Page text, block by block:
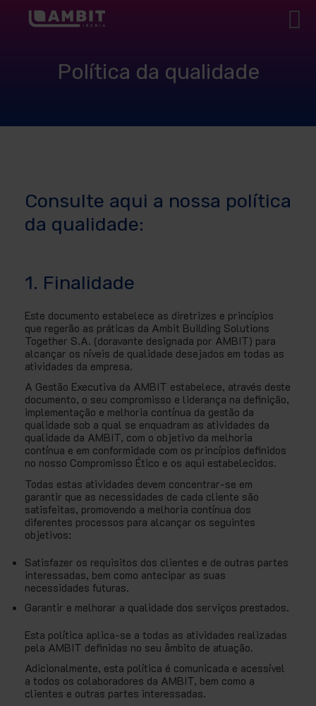
Política da qualidade
Consulte aqui a nossa política
da qualidade:
1. Finalidade
Este documento estabelece as diretrizes e princípios
que regerão as práticas da Ambit Building Solutions
Together S.A. (doravante designada por AMBIT) para
alcançar os níveis de qualidade desejados em todas as
atividades da empresa.
A Gestão Executiva da AMBIT estabelece, através deste
documento, o seu compromisso e liderança na definição,
implementação e melhoria contínua da gestão da
qualidade sob a qual se enquadram as atividades da
qualidade da AMBIT, com o objetivo da melhoria
contínua e em conformidade com os princípios definidos
no nosso Compromisso Ético e os aqui estabelecidos.
Todas estas atividades devem concentrar-se em
garantir que as necessidades de cada cliente são
satisfeitas, promovendo a melhoria contínua dos
diferentes processos para alcançar os seguintes
objetivos:
Satisfazer os requisitos dos clientes e de outras partes
interessadas, bem como antecipar as suas
necessidades futuras.
Garantir e melhorar a qualidade dos serviços prestados.
Esta política aplica-se a todas as atividades realizadas
pela AMBIT definidas no seu âmbito de atuação.
Adicionalmente, esta política é comunicada e acessível
a todos os colaboradores da AMBIT, bem como a
clientes e outras partes interessadas.